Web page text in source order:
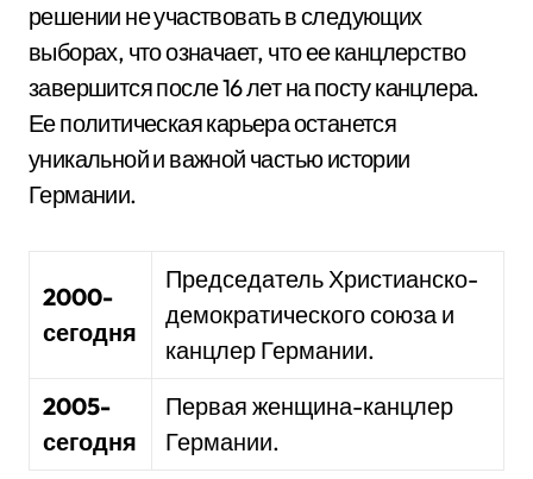
решении не участвовать в следующих
выборах, что означает, что ее канцлерство
завершится после 16 лет на посту канцлера.
Ее политическая карьера останется
уникальной и важной частью истории
Германии.
2000-
сегодня
Председатель Христианско-
демократического союза и
канцлер Германии.
2005-
сегодня
Первая женщина-канцлер
Германии.